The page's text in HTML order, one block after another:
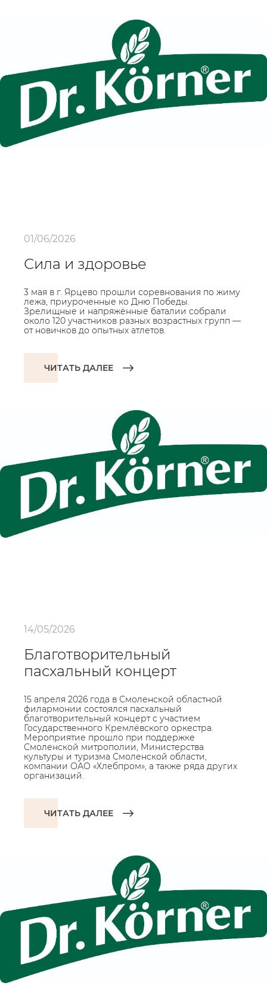
01/06/2026
Сила и здоровье
3 мая в г. Ярцево прошли соревнования по жиму
лежа, приуроченные ко Дню Победы.
Зрелищные и напряжённые баталии собрали
около 120 участников разных возрастных групп —
от новичков до опытных атлетов.
ЧИТАТЬ ДАЛЕЕ
14/05/2026
Благотворительный
пасхальный концерт
15 апреля 2026 года в Смоленской областной
филармонии состоялся пасхальный
благотворительный концерт с участием
Государственного Кремлёвского оркестра.
Мероприятие прошло при поддержке
Смоленской митрополии, Министерства
культуры и туризма Смоленской области,
компании ОАО «Хлебпром», а также ряда других
организаций.
ЧИТАТЬ ДАЛЕЕ